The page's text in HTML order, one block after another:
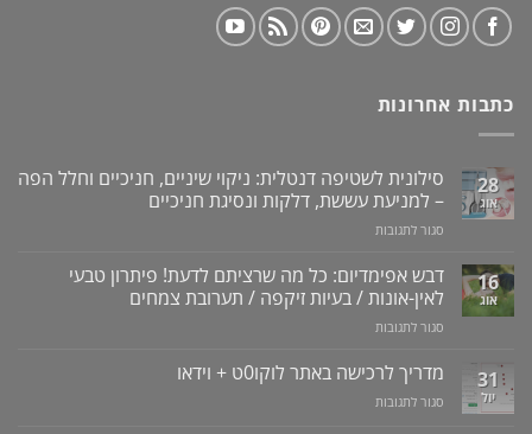
כתבות אחרונות
28
אוג
סילונית לשטיפה דנטלית: ניקוי שיניים, חניכיים וחלל הפה
– למניעת עששת, דלקות ונסיגת חניכיים
סגור לתגובות
לשטיפה
דנטלית:
ניקוי
שיניים,
וחלל
–
16
אוג
דבש אפימדיום: כל מה שרציתם לדעת! פיתרון טבעי
לאין-אונות / בעיות זיקפה / תערובת צמחים
סגור לתגובות
אפימדיום:
מה
31
יול
מדריך לרכישה באתר לוקו0ט + וידאו
סגור לתגובות